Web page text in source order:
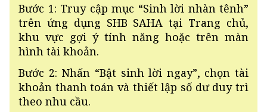
Bước 1: Truy cập mục “Sinh lời nhàn tênh”
trên ứng dụng SHB SAHA tại Trang chủ,
khu vực gợi ý tính năng hoặc trên màn
hình tài khoản.
Bước 2: Nhấn “Bật sinh lời ngay”, chọn tài
khoản thanh toán và thiết lập số dư duy trì
theo nhu cầu.